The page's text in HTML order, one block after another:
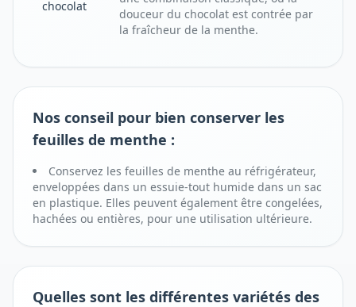
chocolat
douceur du chocolat est contrée par
la fraîcheur de la menthe.
Nos conseil pour bien conserver les
feuilles de menthe :
Conservez les feuilles de menthe au réfrigérateur,
enveloppées dans un essuie-tout humide dans un sac
en plastique. Elles peuvent également être congelées,
hachées ou entières, pour une utilisation ultérieure.
Quelles sont les différentes variétés des